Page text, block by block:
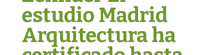
estudio Madrid
Arquitectura ha